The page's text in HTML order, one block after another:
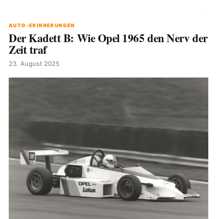
AUTO-ERINNERUNGEN
Der Kadett B: Wie Opel 1965 den Nerv der
Zeit traf
23. August 2025